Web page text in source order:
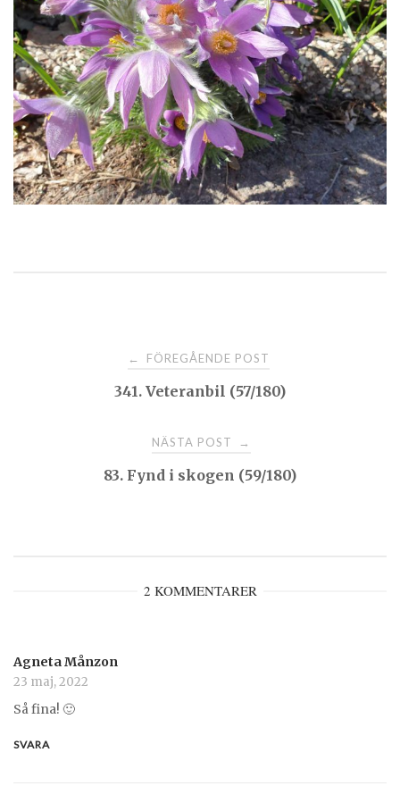
navigation
← FÖREGÅENDE POST
341. Veteranbil (57/180)
NÄSTA POST →
83. Fynd i skogen (59/180)
2 KOMMENTARER
Agneta Månzon
23 maj, 2022
Så fina! 🙂
SVARA